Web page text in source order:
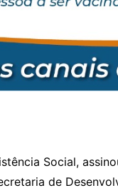
Social,
de